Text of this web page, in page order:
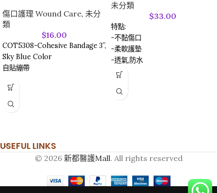
傷口護理 Wound Care, 未分
類
$16.00
COT5308-Cohesive Bandage 3”,
Sky Blue Color
自貼繃帶
未分類
$33.00
特點:
-不黏傷口
-柔軟護墊
-透氣,防水
-防敏感
USEFUL LINKS
© 2026 新都醫護Mall. All rights reserved